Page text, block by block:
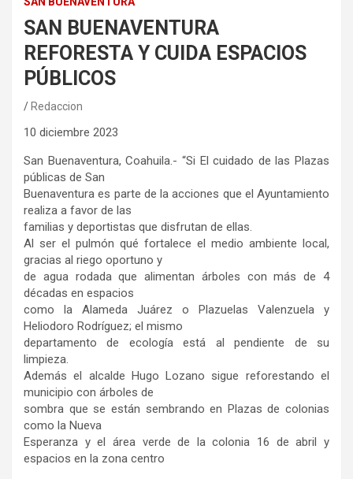
SAN BUENAVENTURA
REFORESTA Y CUIDA ESPACIOS
PÚBLICOS
Redaccion
10 diciembre 2023
San Buenaventura, Coahuila.- “Si El cuidado de las Plazas
públicas de San
Buenaventura es parte de la acciones que el Ayuntamiento
realiza a favor de las
familias y deportistas que disfrutan de ellas.
Al ser el pulmón qué fortalece el medio ambiente local,
gracias al riego oportuno y
de agua rodada que alimentan árboles con más de 4
décadas en espacios
como la Alameda Juárez o Plazuelas Valenzuela y
Heliodoro Rodríguez; el mismo
departamento de ecología está al pendiente de su
limpieza.
Además el alcalde Hugo Lozano sigue reforestando el
municipio con árboles de
sombra que se están sembrando en Plazas de colonias
como la Nueva
Esperanza y el área verde de la colonia 16 de abril y
espacios en la zona centro